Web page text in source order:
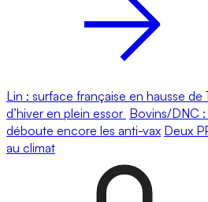
Lin : surface française en hausse
d’hiver en plein essor Bovins/DNC :
déboute encore les anti-vax Deux
au climat